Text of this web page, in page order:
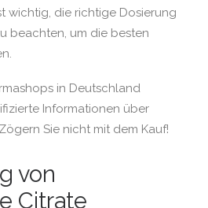
wichtig, die richtige Dosierung
beachten, um die besten
in Deutschland
Informationen über
Sie nicht mit dem Kauf!
von
Citrate